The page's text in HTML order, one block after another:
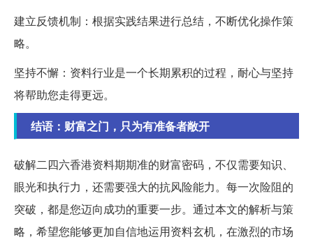
建立反馈机制：根据实践结果进行总结，不断优化操作策
略。
坚持不懈：资料行业是一个长期累积的过程，耐心与坚持
将帮助您走得更远。
结语：财富之门，只为有准备者敞开
破解二四六香港资料期期准的财富密码，不仅需要知识、
眼光和执行力，还需要强大的抗风险能力。每一次险阻的
突破，都是您迈向成功的重要一步。通过本文的解析与策
略，希望您能够更加自信地运用资料玄机，在激烈的市场